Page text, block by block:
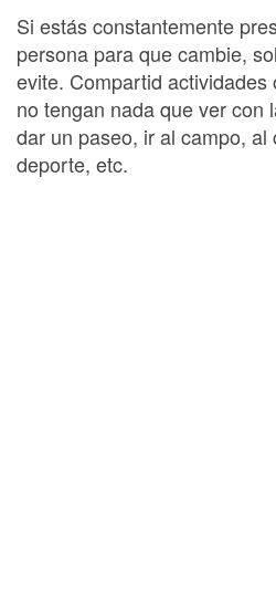
Si estás constantemente
persona para que cambie,
evite. Compartid
no tengan nada que ver con
dar un paseo, ir al campo, al
deporte, etc.